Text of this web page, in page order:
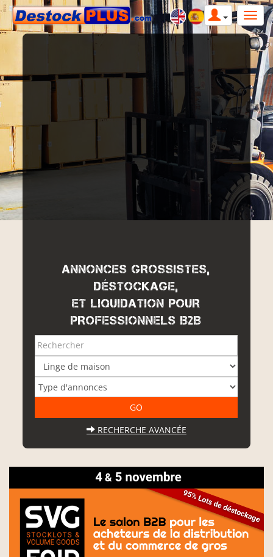
ANNONCES GROSSISTES,
DÉSTOCKAGE,
ET LIQUIDATION POUR
PROFESSIONNELS B2B
RECHERCHE AVANCÉE